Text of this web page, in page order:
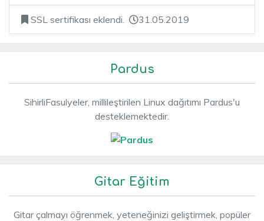
SSL sertifikası eklendi. 31.05.2019
Pardus
SihirliFasulyeler, millileştirilen Linux dağıtımı Pardus'u
desteklemektedir.
Gitar Eğitim
Gitar çalmayı öğrenmek, yeteneğinizi geliştirmek, popüler